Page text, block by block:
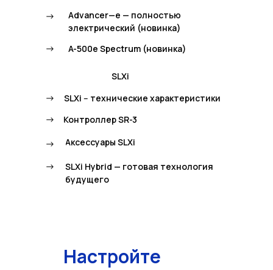
Настройте
->
->
->
->
->
->
SLXi
SLXi -- технические характеристики
Контроллер SR-3
Аксессуары SLXi
SLXi Hybrid — готовая технология
будущего
Advancer—e — полностью
электрический (новинка)
A-500e Spectrum (новинка)